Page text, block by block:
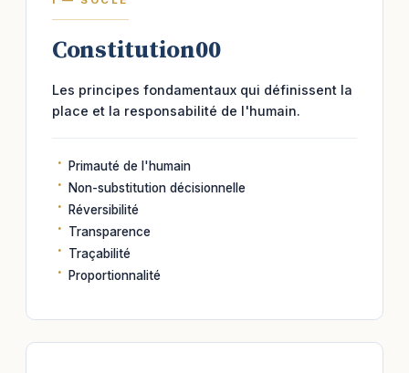
Constitution00
Les principes fondamentaux qui définissent la
place et la responsabilité de l'humain.
Primauté de l'humain
Non-substitution décisionnelle
Réversibilité
Transparence
Traçabilité
Proportionnalité